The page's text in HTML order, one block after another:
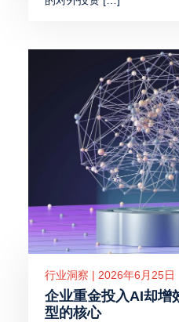
行业洞察 | 2026年6月25日
企业重金投入AI却增
型的核心